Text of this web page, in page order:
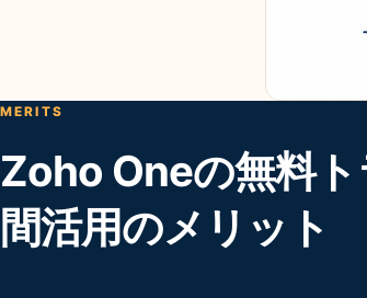
MERITS
Zoho Oneの無料
間活用のメリット